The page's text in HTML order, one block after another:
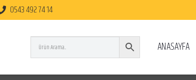
0543 492 74 14
ANASAYFA